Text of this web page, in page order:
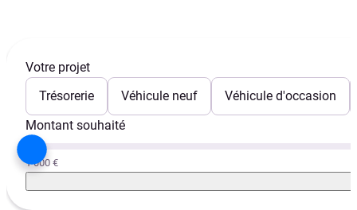
Votre projet
Trésorerie
Véhicule neuf
Véhicule d'occasion
Montant souhaité
1 000 €